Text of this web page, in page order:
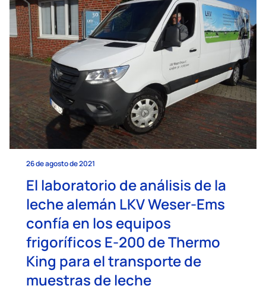
26 de agosto de 2021
El laboratorio de análisis de la
leche alemán LKV Weser-Ems
confía en los equipos
frigoríficos E-200 de Thermo
King para el transporte de
muestras de leche